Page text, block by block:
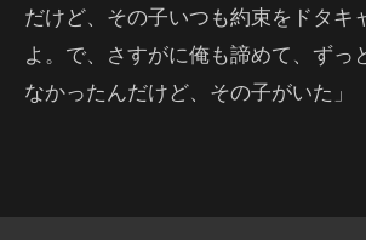
だけど、その子いつも約束をドタキ
よ。で、さすがに俺も諦めて、ずっ
なかったんだけど、その子がいた」